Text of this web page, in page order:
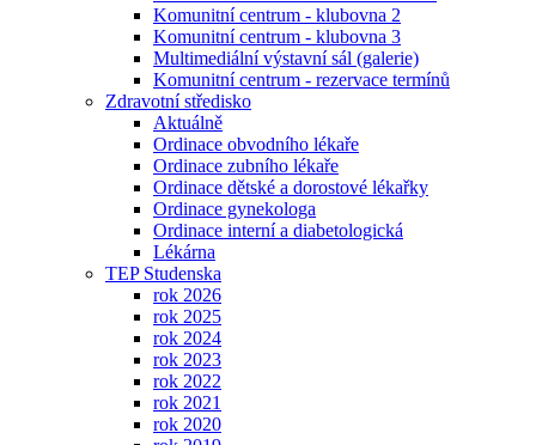
Komunitní centrum - klubovna 2
Komunitní centrum - klubovna 3
Multimediální výstavní sál (galerie)
Komunitní centrum - rezervace termínů
Zdravotní středisko
Aktuálně
Ordinace obvodního lékaře
Ordinace zubního lékaře
Ordinace dětské a dorostové lékařky
Ordinace gynekologa
Ordinace interní a diabetologická
Lékárna
TEP Studenska
rok 2026
rok 2025
rok 2024
rok 2023
rok 2022
rok 2021
rok 2020